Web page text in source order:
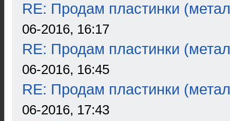
RE: Продам пластинки
06-2016, 16:17
RE: Продам пластинки
06-2016, 16:45
RE: Продам пластинки
06-2016, 17:43